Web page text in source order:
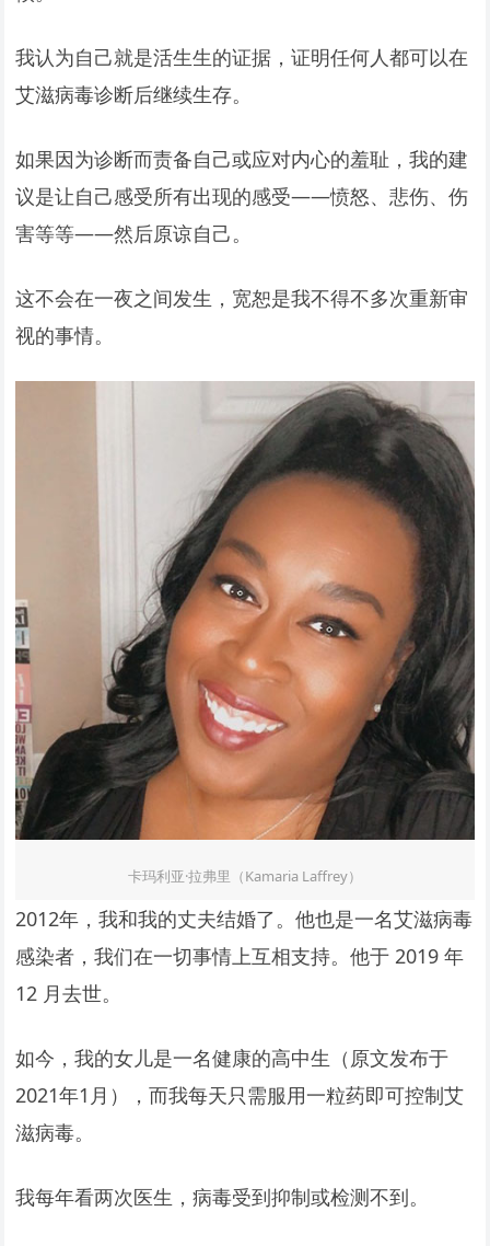
我认为自己就是活生生的证据，证明任何人都可以在
艾滋病毒诊断后继续生存。
如果因为诊断而责备自己或应对内心的羞耻，我的建
议是让自己感受所有出现的感受——愤怒、悲伤、伤
害等等——然后原谅自己。
这不会在一夜之间发生，宽恕是我不得不多次重新审
视的事情。
卡玛利亚·拉弗里（Kamaria Laffrey）
2012年，我和我的丈夫结婚了。他也是一名艾滋病毒
感染者，我们在一切事情上互相支持。他于 2019 年
12 月去世。
如今，我的女儿是一名健康的高中生（原文发布于
2021年1月），而我每天只需服用一粒药即可控制艾
滋病毒。
我每年看两次医生，病毒受到抑制或检测不到。